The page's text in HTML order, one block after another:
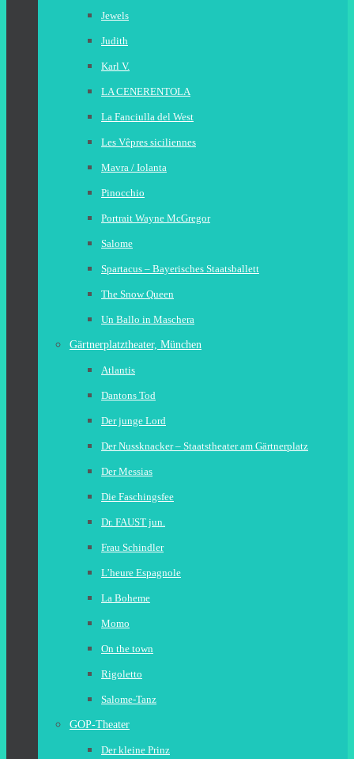
Jewels
Judith
Karl V.
LA CENERENTOLA
La Fanciulla del West
Les Vêpres siciliennes
Mavra / Iolanta
Pinocchio
Portrait Wayne McGregor
Salome
Spartacus – Bayerisches Staatsballett
The Snow Queen
Un Ballo in Maschera
Gärtnerplatztheater, München
Atlantis
Dantons Tod
Der junge Lord
Der Nussknacker – Staatstheater am Gärtnerplatz
Der Messias
Die Faschingsfee
Dr. FAUST jun.
Frau Schindler
L’heure Espagnole
La Boheme
Momo
On the town
Rigoletto
Salome-Tanz
GOP-Theater
Der kleine Prinz